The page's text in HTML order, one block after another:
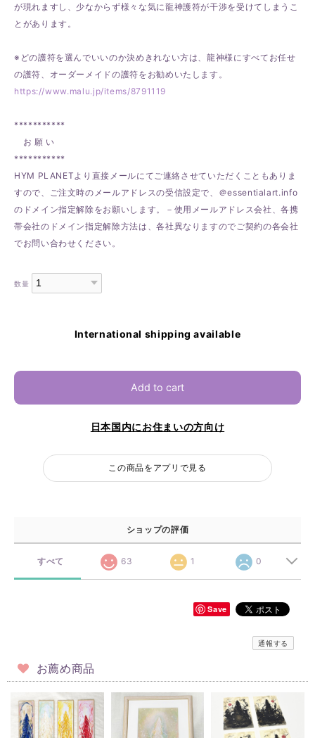
が現れますし、少なからず様々な気に龍神護符が干渉を受けてしまうこ
とがあります。
※どの護符を選んでいいのか決めきれない方は、龍神様にすべてお任せ
の護符、オーダーメイドの護符をお勧めいたします。
https://www.malu.jp/items/8791119
***********
お 願 い
***********
HYM PLANETより直接メールにてご連絡させていただくこともありま
すので、ご注文時のメールアドレスの受信設定で、＠essentialart.info
のドメイン指定解除をお願いします。－使用メールアドレス会社、各携
帯会社のドメイン指定解除方法は、各社異なりますのでご契約の各会社
でお問い合わせください。
数量
International shipping available
Add to cart
日本国内にお住まいの方向け
この商品をアプリで見る
ショップの評価
すべて 63 1 0
Save
通報する
お薦め商品